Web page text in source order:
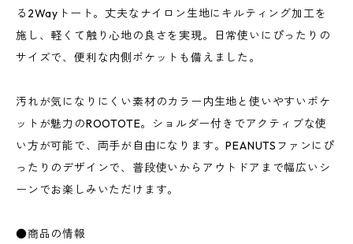
る2Wayトート。丈夫なナイロン生地にキルティング加工を
施し、軽くて触り心地の良さを実現。日常使いにぴったりの
サイズで、便利な内側ポケットも備えました。
汚れが気になりにくい素材のカラー内生地と使いやすいポケ
ットが魅力のROOTOTE。ショルダー付きでアクティブな使
い方が可能で、両手が自由になります。PEANUTSファンにぴ
ったりのデザインで、普段使いからアウトドアまで幅広いシ
ーンでお楽しみいただけます。
●商品の情報